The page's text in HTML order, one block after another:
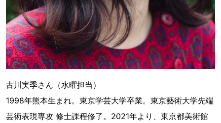
古川実季さん（水曜担当）
1998年熊本生まれ。東京学芸大学卒業。東京藝術大学先端
芸術表現専攻 修士課程修了。2021年より、東京都美術館